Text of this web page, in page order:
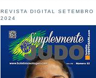
REVISTA DIGITAL SETEMBRO
2024